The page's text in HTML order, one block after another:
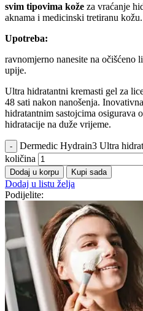
svim tipovima kože za vraćanje
aknama i medicinski tretiranu kožu.
Upotreba:
ravnomjerno nanesite na očišćeno
upije.
Ultra hidratantni kremasti gel za
48 sati nakon nanošenja.
hidratantnim sastojcima osigurava
hidratacije na duže vrijeme.
Dermedic Hydrain3 Ultra
količina
Dodaj u korpu Kupi sada
Dodaj u listu želja
Podijelite: